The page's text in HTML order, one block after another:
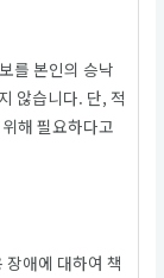
를 본인의 승낙
않습니다. 단, 적
해 필요하다고
애에 대하여 책